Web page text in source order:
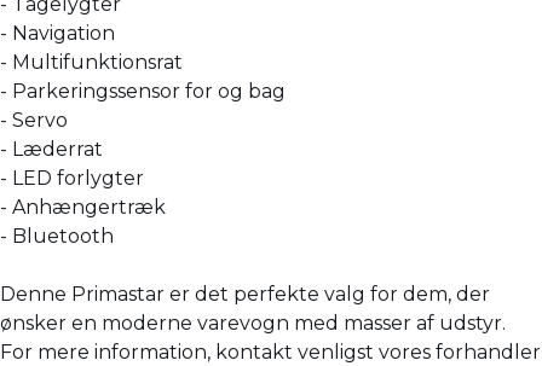
- Navigation
- Multifunktionsrat
- Parkeringssensor for og bag
- Servo
- Læderrat
- LED forlygter
- Anhængertræk
- Bluetooth
Denne Primastar er det perfekte valg for dem, der
ønsker en moderne varevogn med masser af udstyr.
For mere information, kontakt venligst vores forhandler